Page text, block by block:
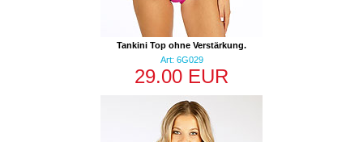
Tankini Top ohne Verstärkung.
Art: 6G029
29.00 EUR